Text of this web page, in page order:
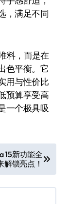
，满足不同
料，而是在
色平衡。它
用与性价比
预算享受高
一个极具吸
15新功能全
解锁亮点！